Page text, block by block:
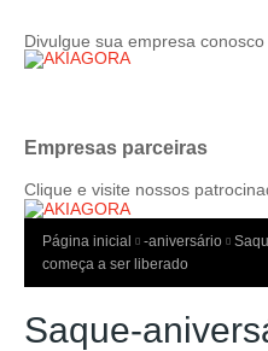
Divulgue sua empresa
Empresas parceiras
Clique e visite nossos
Página inicial -aniversário
começa a ser liberado
Saque-